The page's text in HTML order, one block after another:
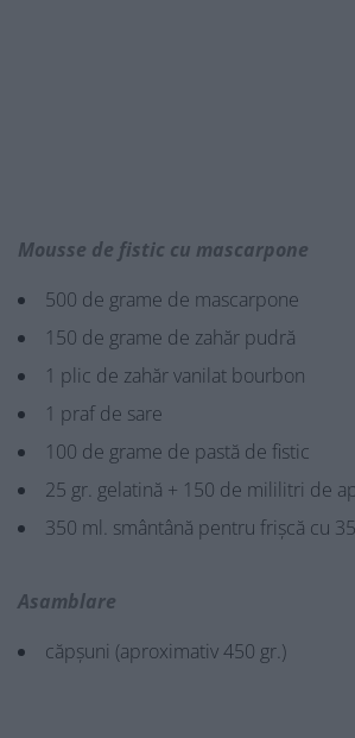
Mousse de fistic cu mascarpone
500 de grame de mascarpone
150 de grame de zahăr pudră
1 plic de zahăr vanilat bourbon
1 praf de sare
100 de grame de pastă de fistic
25 gr. gelatină + 150 de mililitri de
350 ml. smântână pentru frișcă cu
Asamblare
căpșuni (aproximativ 450 gr.)